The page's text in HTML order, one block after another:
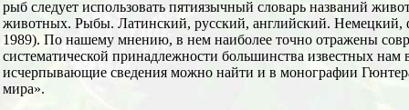
рыб следует использовать пятиязычный словарь названий
животных. Рыбы. Латинский, русский, английский. Немецкий,
1989). По нашему мнению, в нем наиболее точно отражены
систематической принадлежности большинства известных
исчерпывающие сведения можно найти и в монографии
мира».